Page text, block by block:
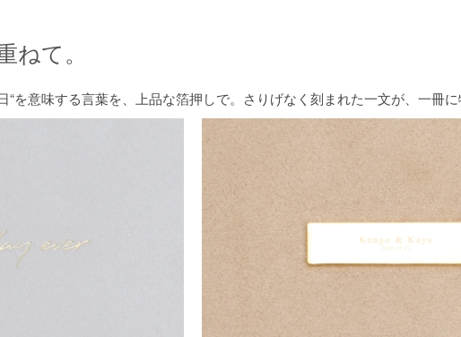
て。
“を意味する言葉を、上品な箔押しで。さりげなく刻まれた一文が、一冊